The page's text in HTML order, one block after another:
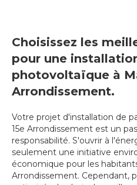
Choisissez les
pour une
photovoltaïque à
Arrondissement.
Votre projet d'installation de
15e Arrondissement est un
responsabilité. S'ouvrir à
seulement une initiative
économique pour les
Arrondissement. Cependant,